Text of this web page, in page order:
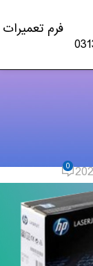
فرم تعمیرات
0